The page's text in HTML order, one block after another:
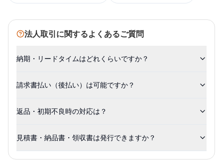
法人取引に関するよくあるご質問
納期・リードタイムはどれくらいですか？
請求書払い（後払い）は可能ですか？
返品・初期不良時の対応は？
見積書・納品書・領収書は発行できますか？